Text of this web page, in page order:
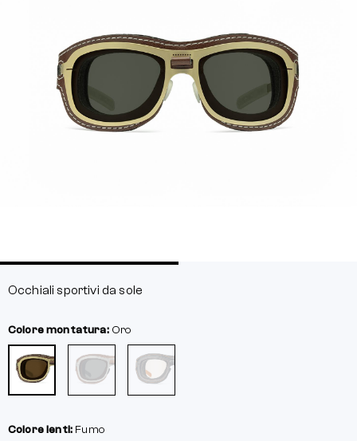
Occhiali sportivi da sole
Colore montatura: Oro
Colore lenti: Fumo